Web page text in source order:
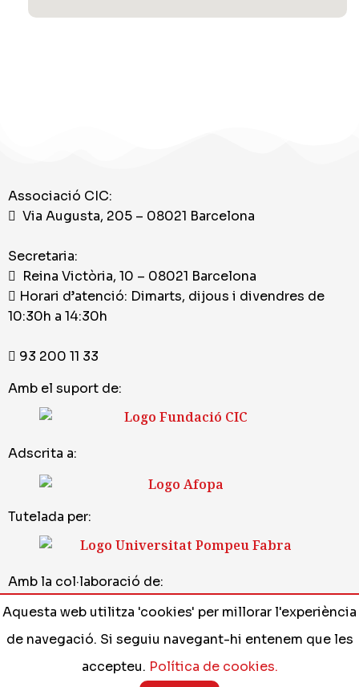
Associació CIC:
Via Augusta, 205 – 08021 Barcelona
Secretaria:
Reina Victòria, 10 – 08021 Barcelona
Horari d’atenció: Dimarts, dijous i divendres de
10:30h a 14:30h
93 200 11 33
Amb el suport de:
Adscrita a:
Tutelada per:
Amb la col·laboració de:
•Política de cookies•Disseny web
Aquesta web utilitza 'cookies' per millorar l'experiència
de navegació. Si seguiu navegant-hi entenem que les
accepteu. Política de cookies.